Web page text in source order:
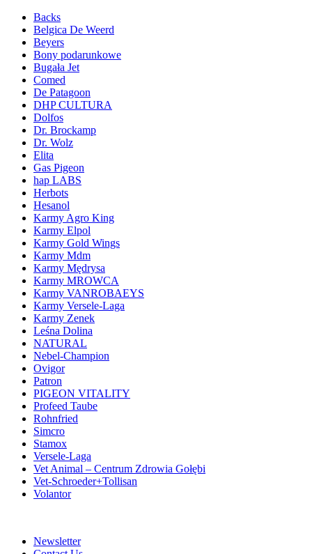
Backs
Belgica De Weerd
Beyers
Bony podarunkowe
Bugała Jet
Comed
De Patagoon
DHP CULTURA
Dolfos
Dr. Brockamp
Dr. Wolz
Elita
Gas Pigeon
hap LABS
Herbots
Hesanol
Karmy Agro King
Karmy Elpol
Karmy Gold Wings
Karmy Mdm
Karmy Mędrysa
Karmy MROWCA
Karmy VANROBAEYS
Karmy Versele-Laga
Karmy Zenek
Leśna Dolina
NATURAL
Nebel-Champion
Ovigor
Patron
PIGEON VITALITY
Profeed Taube
Rohnfried
Simcro
Stamox
Versele-Laga
Vet Animal – Centrum Zdrowia Gołębi
Vet-Schroeder+Tollisan
Volantor
Newsletter